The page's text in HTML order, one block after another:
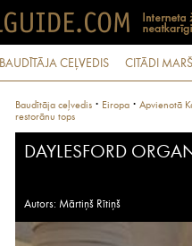
BAUDĪTĀJA CEĻVEDIS CITĀDI
Baudītāja ceļvedis · Eiropa · Apvienotā
restorānu tops
DAYLESFORD
Autors: Mārtiņš Rītiņš